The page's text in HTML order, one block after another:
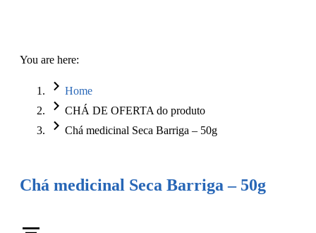
You are here:
Home
CHÁ DE OFERTA do produto
Chá medicinal Seca Barriga – 50g
Chá medicinal Seca Barriga – 50g